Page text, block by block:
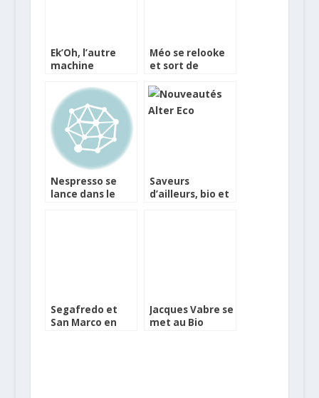
Ek’Oh, l’autre
machine
Malongo
Méo se relooke
et sort de
Nespresso se
lance dans le
Saveurs
d’ailleurs, bio et
Segafredo et
San Marco en
Jacques Vabre se
met au Bio